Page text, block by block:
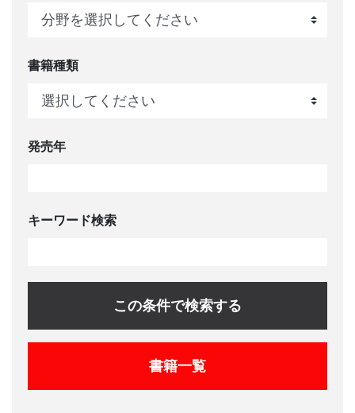
書籍種類
発売年
キーワード検索
この条件で検索する
書籍一覧